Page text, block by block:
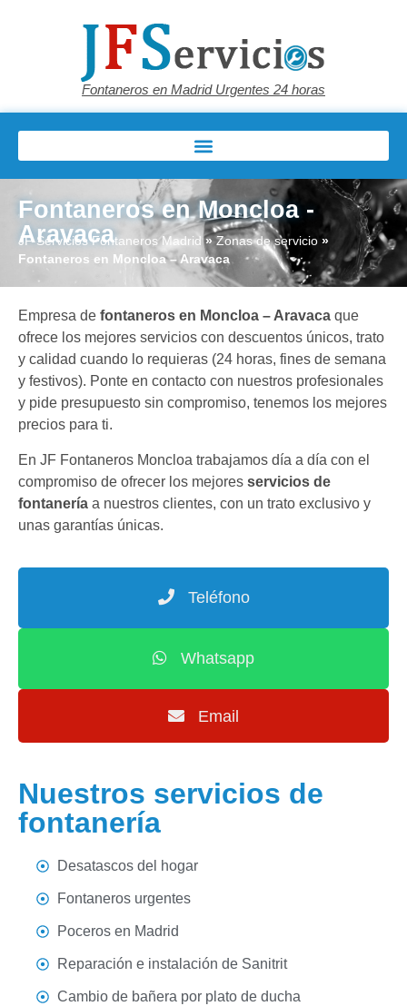
Fontaneros en Madrid Urgentes 24 horas
Fontaneros en Moncloa -
Aravaca
JF Servicios Fontaneros Madrid » Zonas de servicio »
Fontaneros en Moncloa – Aravaca
Empresa de fontaneros en Moncloa – Aravaca que
ofrece los mejores servicios con descuentos únicos, trato
y calidad cuando lo requieras (24 horas, fines de semana
y festivos). Ponte en contacto con nuestros profesionales
y pide presupuesto sin compromiso, tenemos los mejores
precios para ti.
En JF Fontaneros Moncloa trabajamos día a día con el
compromiso de ofrecer los mejores servicios de
fontanería a nuestros clientes, con un trato exclusivo y
unas garantías únicas.
Teléfono
Whatsapp
Email
Nuestros servicios de
fontanería
Desatascos del hogar
Fontaneros urgentes
Poceros en Madrid
Reparación e instalación de Sanitrit
Cambio de bañera por plato de ducha